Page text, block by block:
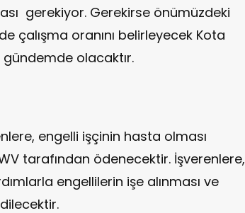
gerekiyor. Gerekirse önümüzdeki
çalışma oranını belirleyecek Kota
gündemde olacaktır.
engelli işçinin hasta olması
tarafından ödenecektir. İşverenlere,
engellilerin işe alınması ve